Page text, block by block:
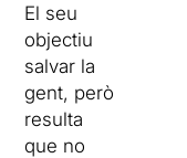
El seu
objectiu
salvar la
gent, però
resulta
que no